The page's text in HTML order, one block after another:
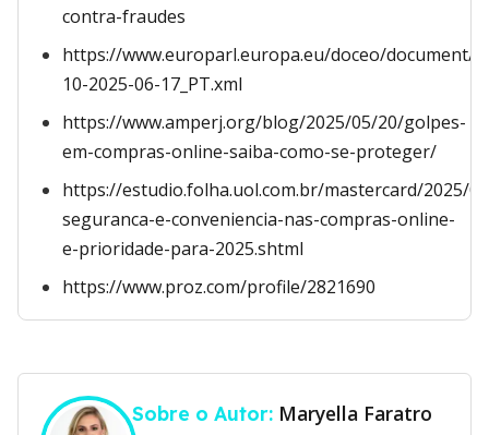
contra-fraudes
https://www.europarl.europa.eu/doceo/document/
10-2025-06-17_PT.xml
https://www.amperj.org/blog/2025/05/20/golpes-
em-compras-online-saiba-como-se-proteger/
https://estudio.folha.uol.com.br/mastercard/2025/
seguranca-e-conveniencia-nas-compras-online-
e-prioridade-para-2025.shtml
https://www.proz.com/profile/2821690
Sobre o Autor: Maryella Faratro